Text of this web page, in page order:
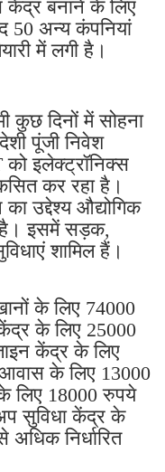
केंद्र बनाने के लिए
50 अन्य कंपनियां
में लगी है।
कुछ दिनों में सोहना
पूंजी निवेश
इलेक्ट्रॉनिक्स
कर रहा है।
उद्देश्य औद्योगिक
इसमें सड़क,
शामिल हैं।
के लिए 74000
केंद्र के लिए 25000
केंद्र के लिए
आवास के लिए 13000
के लिए 18000 रुपये
सुविधा केंद्र के
अधिक निर्धारित